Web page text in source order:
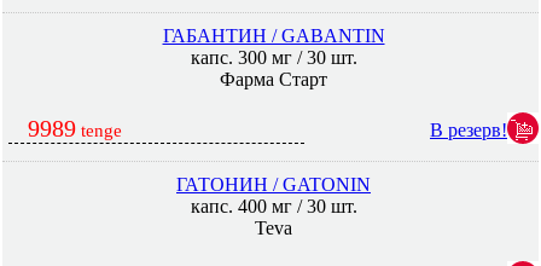
ГАБАНТИН / GABANTIN
капс. 300 мг / 30 шт.
Фарма Старт
9989 tenge В резерв!
ГАТОНИН / GATONIN
капс. 400 мг / 30 шт.
Teva